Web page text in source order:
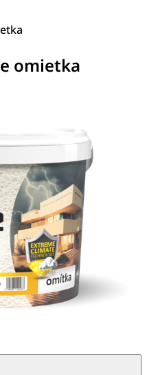
omietka